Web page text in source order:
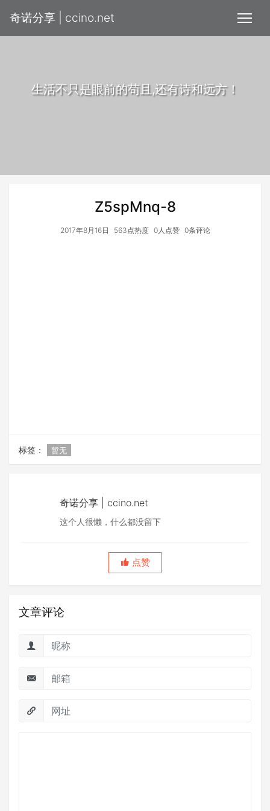
奇诺分享 | ccino.net
生活不只是眼前的苟且,还有诗和远方！
Z5spMnq-8
2017年8月16日 563点热度 0人点赞 0条评论
标签： 暂无
奇诺分享 | ccino.net
这个人很懒，什么都没留下
点赞
文章评论